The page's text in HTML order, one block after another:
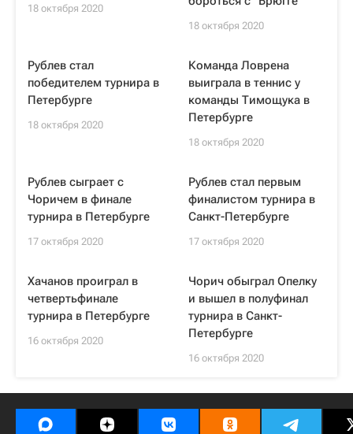
18 октября 2020
18 октября 2020
Рублев стал
победителем турнира в
Петербурге
18 октября 2020
Команда Ловрена
выиграла в теннис у
команды Тимощука в
Петербурге
18 октября 2020
Рублев сыграет с
Чоричем в финале
турнира в Петербурге
17 октября 2020
Рублев стал первым
финалистом турнира в
Санкт-Петербурге
17 октября 2020
Хачанов проиграл в
четвертьфинале
турнира в Петербурге
16 октября 2020
Чорич обыграл Опелку
и вышел в полуфинал
турнира в Санкт-
Петербурге
16 октября 2020